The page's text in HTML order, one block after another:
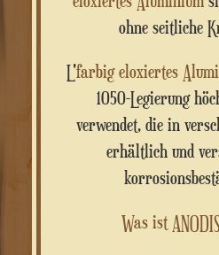
ohne seitliche
L'farbig eloxiertes
1050-Legierung
verwendet, die in
erhältlich und
Was ist